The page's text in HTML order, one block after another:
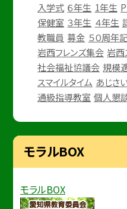
入学式 ６年生 1年生
保健室 ３年生 ４年生
教職員 募金 ５０周年
岩西フレンズ集会 岩西
社会福祉協議会 規模
スマイルタイム あじさ
通級指導教室 個人懇
モラルBOX
モラルBOX